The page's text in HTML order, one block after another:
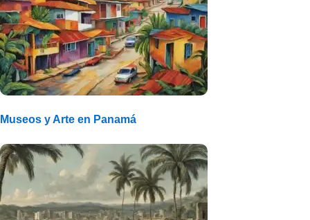
Museos y Arte en Panamá